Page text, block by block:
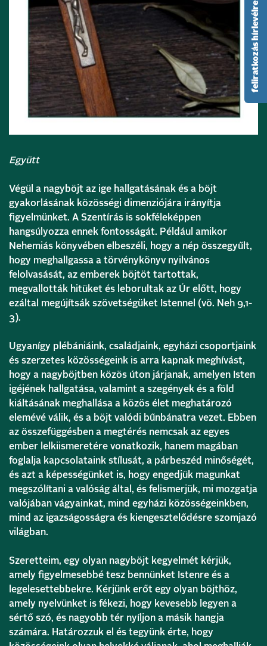
Együtt
Végül a nagyböjt az ige hallgatásának és a böjt
gyakorlásának közösségi dimenziójára irányítja
figyelmünket. A Szentírás is sokféleképpen
hangsúlyozza ennek fontosságát. Például amikor
Nehemiás könyvében elbeszéli, hogy a nép összegyűlt,
hogy meghallgassa a törvénykönyv nyilvános
felolvasását, az emberek böjtöt tartottak,
megvallották hitüket és leborultak az Úr előtt, hogy
ezáltal megújítsák szövetségüket Istennel (vö. Neh 9,1-
3).
Ugyanígy plébániáink, családjaink, egyházi csoportjaink
és szerzetes közösségeink is arra kapnak meghívást,
hogy a nagyböjtben közös úton járjanak, amelyen Isten
igéjének hallgatása, valamint a szegények és a föld
kiáltásának meghallása a közös élet meghatározó
elemévé válik, és a böjt valódi bűnbánatra vezet. Ebben
az összefüggésben a megtérés nemcsak az egyes
ember lelkiismeretére vonatkozik, hanem magában
foglalja kapcsolataink stílusát, a párbeszéd minőségét,
és azt a képességünket is, hogy engedjük magunkat
megszólítani a valóság által, és felismerjük, mi mozgatja
valójában vágyainkat, mind egyházi közösségeinkben,
mind az igazságosságra és kiengesztelődésre szomjazó
világban.
Szeretteim, egy olyan nagyböjt kegyelmét kérjük,
amely figyelmesebbé tesz bennünket Istenre és a
legelesettebbekre. Kérjünk erőt egy olyan böjthöz,
amely nyelvünket is fékezi, hogy kevesebb legyen a
sértő szó, és nagyobb tér nyíljon a másik hangja
számára. Határozzuk el és tegyünk érte, hogy
feliratkozás hírlevélre